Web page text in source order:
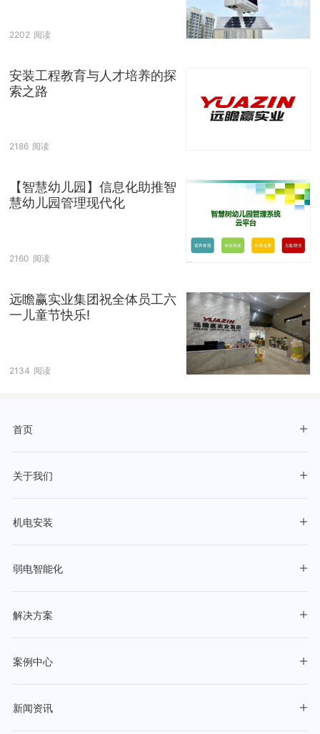
2202 阅读
安装工程教育与人才培养的探
索之路
2186 阅读
【智慧幼儿园】信息化助推智
慧幼儿园管理现代化
2160 阅读
远瞻赢实业集团祝全体员工六
一儿童节快乐!
2134 阅读
首页
关于我们
机电安装
弱电智能化
解决方案
案例中心
新闻资讯